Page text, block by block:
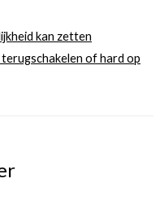
kan zetten
of hard op